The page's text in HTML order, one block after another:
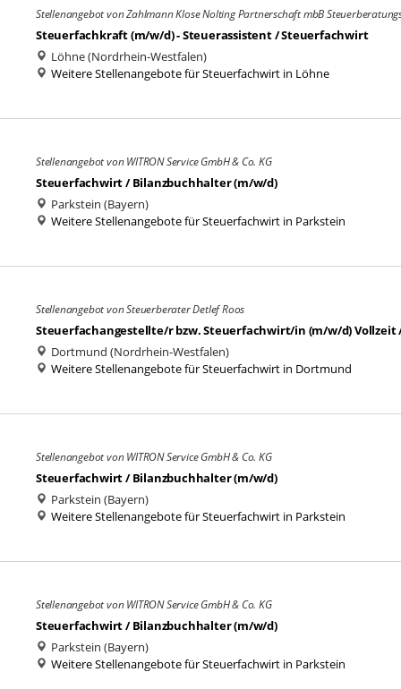
Stellenangebot von Zahlmann Klose Nolting Partnerschaft mbB
Steuerfachkraft (m/w/d) - Steuerassistent / Steuerfachwirt
Löhne (Nordrhein-Westfalen)
Weitere Stellenangebote für Steuerfachwirt in Löhne
Stellenangebot von WITRON Service GmbH & Co. KG
Steuerfachwirt / Bilanzbuchhalter (m/w/d)
Parkstein (Bayern)
Weitere Stellenangebote für Steuerfachwirt in Parkstein
Stellenangebot von Steuerberater Detlef Roos
Steuerfachangestellte/r bzw. Steuerfachwirt/in (m/w/d) Vollzeit
Dortmund (Nordrhein-Westfalen)
Weitere Stellenangebote für Steuerfachwirt in Dortmund
Stellenangebot von WITRON Service GmbH & Co. KG
Steuerfachwirt / Bilanzbuchhalter (m/w/d)
Parkstein (Bayern)
Weitere Stellenangebote für Steuerfachwirt in Parkstein
Stellenangebot von WITRON Service GmbH & Co. KG
Steuerfachwirt / Bilanzbuchhalter (m/w/d)
Parkstein (Bayern)
Weitere Stellenangebote für Steuerfachwirt in Parkstein